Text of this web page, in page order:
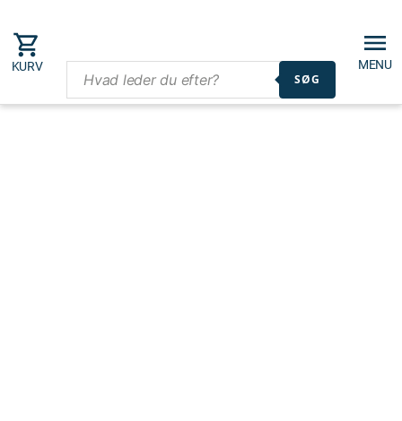
SØG
KURV MENU